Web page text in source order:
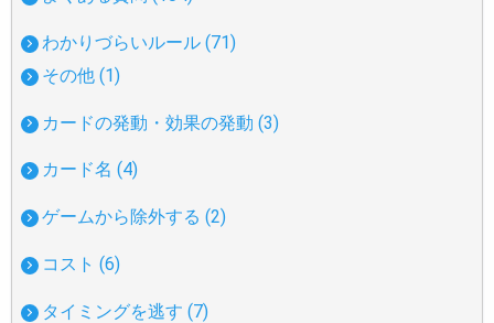
わかりづらいルール (71)
その他 (1)
カードの発動・効果の発動 (3)
カード名 (4)
ゲームから除外する (2)
コスト (6)
タイミングを逃す (7)